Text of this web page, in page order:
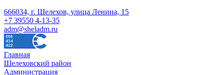
666034, г. Шелехов, улица Ленина, 15
+7 39550 4-13-35
adm@sheladm.ru
Главная
Шелеховский район
Администрация